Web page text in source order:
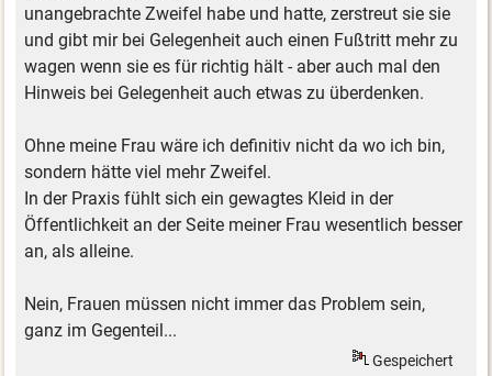
unangebrachte Zweifel habe und hatte, zerstreut sie sie
und gibt mir bei Gelegenheit auch einen Fußtritt mehr zu
wagen wenn sie es für richtig hält - aber auch mal den
Hinweis bei Gelegenheit auch etwas zu überdenken.
Ohne meine Frau wäre ich definitiv nicht da wo ich bin,
sondern hätte viel mehr Zweifel.
In der Praxis fühlt sich ein gewagtes Kleid in der
Öffentlichkeit an der Seite meiner Frau wesentlich besser
an, als alleine.
Nein, Frauen müssen nicht immer das Problem sein,
ganz im Gegenteil...
Gespeichert